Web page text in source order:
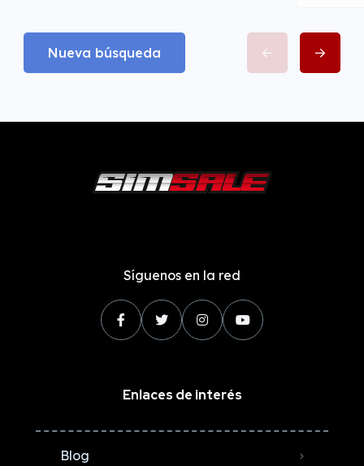
Nueva búsqueda
Síguenos en la red
Enlaces de interés
Blog